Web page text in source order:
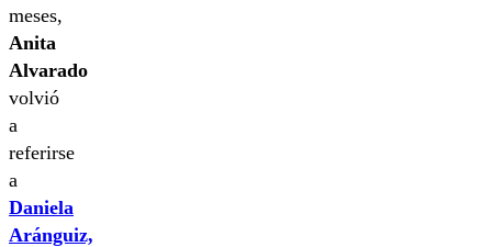
meses,
Anita
Alvarado
volvió
a
referirse
a
Daniela
Aránguiz,